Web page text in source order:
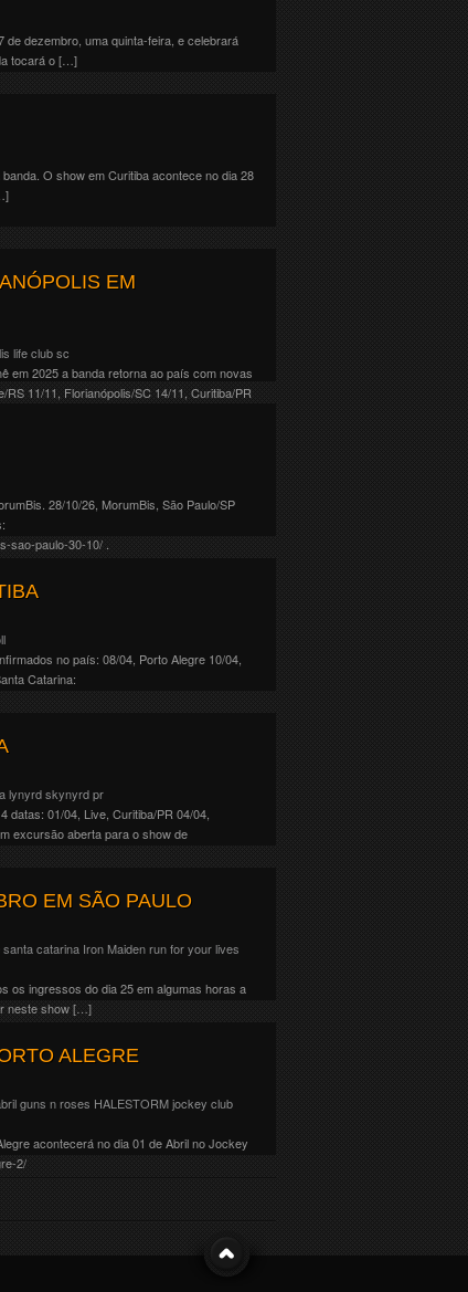
dezembro, uma quinta-feira, e celebrará
tocará o […]
O show em Curitiba acontece no dia 28
EM
life clubsc
em 2025 a banda retorna ao país com novas
11/11, Florianópolis/SC 14/11, Curitiba/PR
28/10/26, MorumBis, São Paulo/SP
sao-paulo-30-10/ .
no país: 08/04, Porto Alegre 10/04,
Catarina:
lynyrd skynyrdpr
01/04, Live, Curitiba/PR 04/04,
excursão aberta para o show de
EM SÃO PAULO
catarina Iron Maidenrun for your lives
os ingressos do dia 25 em algumas horas a
neste show […]
ALEGRE
guns n roses HALESTORMjockey club
acontecerá no dia 01 de Abril no Jockey
2/